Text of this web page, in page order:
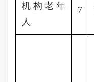
机构老年
人
7